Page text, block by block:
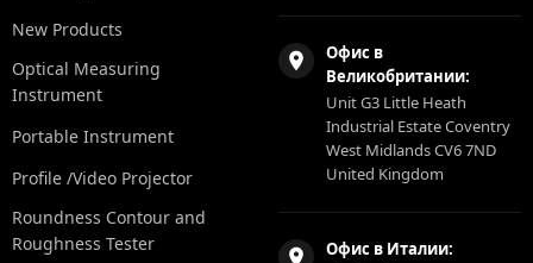
New Products
Optical Measuring
Instrument
Portable Instrument
Profile /Video Projector
Roundness Contour and
Roughness Tester
Офис в
Великобритании:
Unit G3 Little Heath
Industrial Estate Coventry
West Midlands CV6 7ND
United Kingdom
Офис в Италии: